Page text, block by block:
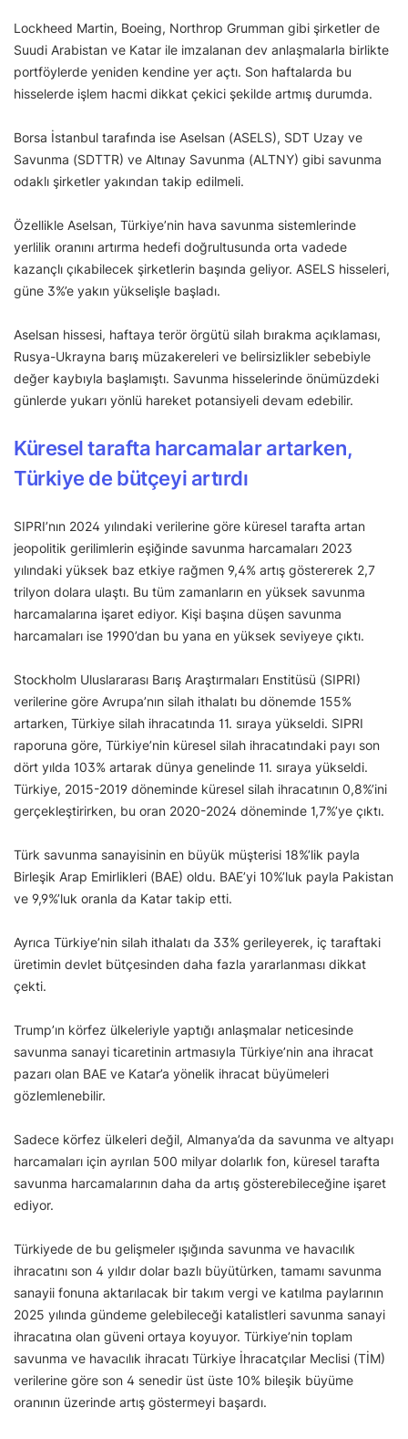
Lockheed Martin, Boeing, Northrop Grumman gibi şirketler de
Suudi Arabistan ve Katar ile imzalanan dev anlaşmalarla birlikte
portföylerde yeniden kendine yer açtı. Son haftalarda bu
hisselerde işlem hacmi dikkat çekici şekilde artmış durumda.
Borsa İstanbul tarafında ise Aselsan (ASELS), SDT Uzay ve
Savunma (SDTTR) ve Altınay Savunma (ALTNY) gibi savunma
odaklı şirketler yakından takip edilmeli.
Özellikle Aselsan, Türkiye’nin hava savunma sistemlerinde
yerlilik oranını artırma hedefi doğrultusunda orta vadede
kazançlı çıkabilecek şirketlerin başında geliyor. ASELS hisseleri,
güne 3%’e yakın yükselişle başladı.
Aselsan hissesi, haftaya terör örgütü silah bırakma açıklaması,
Rusya-Ukrayna barış müzakereleri ve belirsizlikler sebebiyle
değer kaybıyla başlamıştı. Savunma hisselerinde önümüzdeki
günlerde yukarı yönlü hareket potansiyeli devam edebilir.
Küresel tarafta harcamalar artarken,
Türkiye de bütçeyi artırdı
SIPRI’nın 2024 yılındaki verilerine göre küresel tarafta artan
jeopolitik gerilimlerin eşiğinde savunma harcamaları 2023
yılındaki yüksek baz etkiye rağmen 9,4% artış göstererek 2,7
trilyon dolara ulaştı. Bu tüm zamanların en yüksek savunma
harcamalarına işaret ediyor. Kişi başına düşen savunma
harcamaları ise 1990’dan bu yana en yüksek seviyeye çıktı.
Stockholm Uluslararası Barış Araştırmaları Enstitüsü (SIPRI)
verilerine göre Avrupa’nın silah ithalatı bu dönemde 155%
artarken, Türkiye silah ihracatında 11. sıraya yükseldi. SIPRI
raporuna göre, Türkiye’nin küresel silah ihracatındaki payı son
dört yılda 103% artarak dünya genelinde 11. sıraya yükseldi.
Türkiye, 2015-2019 döneminde küresel silah ihracatının 0,8%’ini
gerçekleştirirken, bu oran 2020-2024 döneminde 1,7%’ye çıktı.
Türk savunma sanayisinin en büyük müşterisi 18%’lik payla
Birleşik Arap Emirlikleri (BAE) oldu. BAE’yi 10%’luk payla Pakistan
ve 9,9%’luk oranla da Katar takip etti.
Ayrıca Türkiye’nin silah ithalatı da 33% gerileyerek, iç taraftaki
üretimin devlet bütçesinden daha fazla yararlanması dikkat
çekti.
Trump’ın körfez ülkeleriyle yaptığı anlaşmalar neticesinde
savunma sanayi ticaretinin artmasıyla Türkiye’nin ana ihracat
pazarı olan BAE ve Katar’a yönelik ihracat büyümeleri
gözlemlenebilir.
Sadece körfez ülkeleri değil, Almanya’da da savunma ve altyapı
harcamaları için ayrılan 500 milyar dolarlık fon, küresel tarafta
savunma harcamalarının daha da artış gösterebileceğine işaret
ediyor.
Türkiyede de bu gelişmeler ışığında savunma ve havacılık
ihracatını son 4 yıldır dolar bazlı büyütürken, tamamı savunma
sanayii fonuna aktarılacak bir takım vergi ve katılma paylarının
2025 yılında gündeme gelebileceği katalistleri savunma sanayi
ihracatına olan güveni ortaya koyuyor. Türkiye’nin toplam
savunma ve havacılık ihracatı Türkiye İhracatçılar Meclisi (TİM)
verilerine göre son 4 senedir üst üste 10% bileşik büyüme
oranının üzerinde artış göstermeyi başardı.